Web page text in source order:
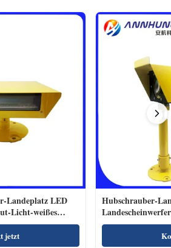
Landeplatz LED
Licht-weißes
jetzt
Hubschrauber-
Polycarbonats-